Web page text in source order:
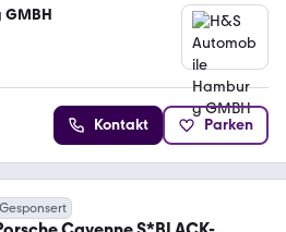
GMBH
Kontakt Parken
Gesponsert